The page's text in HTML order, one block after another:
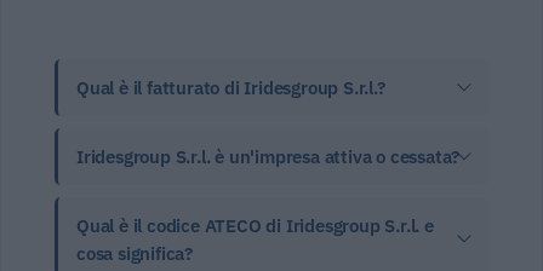
Qual è il fatturato di Iridesgroup S.r.l.?
Iridesgroup S.r.l. è un'impresa attiva o cessata?
Qual è il codice ATECO di Iridesgroup S.r.l. e
cosa significa?